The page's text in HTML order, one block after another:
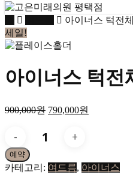
아이너스 턱전
세일!
아이너스 턱전
900,000원 790,000원
너
스
예약
카테고리: 여드름, 아이너스